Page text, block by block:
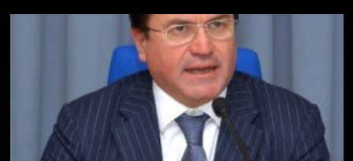
su
Festival
Internazionale
d’Acquaviva”